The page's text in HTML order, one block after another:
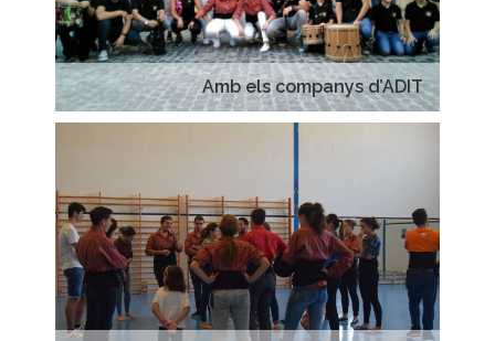
Amb els companys d’ADIT